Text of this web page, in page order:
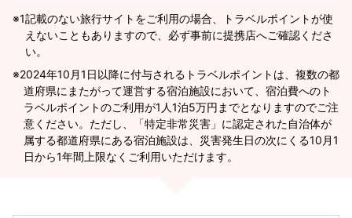
※1記載のない旅行サイトをご利用の場合、トラベルポイントが使
えないこともありますので、必ず事前に提携店へご確認くださ
い。
2024年10月1日以降に付与されるトラベルポイントは、複数の都
道府県にまたがって運営する宿泊施設において、宿泊費へのト
ラベルポイントのご利用が1人1泊5万円までとなりますのでご注
意ください。ただし、「特定非常災害」に認定された自治体が
属する都道府県にある宿泊施設は、災害発生日の次にくる10月1
日から1年間上限なくご利用いただけます。